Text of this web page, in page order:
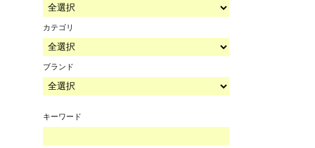
カテゴリ
ブランド
キーワード